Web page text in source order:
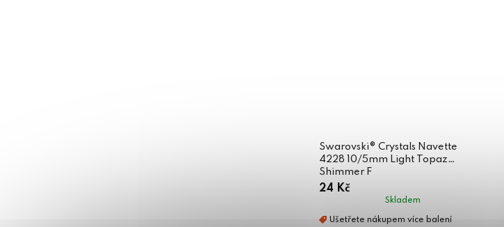
Swarovski® Crystals Navette
4228 10/5mm Light Topaz
Shimmer F
24 Kč
Skladem